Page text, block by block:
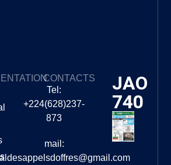
CONTACTS
Tel:
+224(628)237-
873
mail:
JAO
740